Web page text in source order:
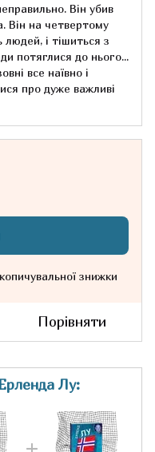
Він убив
Він на четвертому
і тішиться з
потяглися до нього...
все наївно і
про дуже важливі
знижки
Порівняти
Лу: